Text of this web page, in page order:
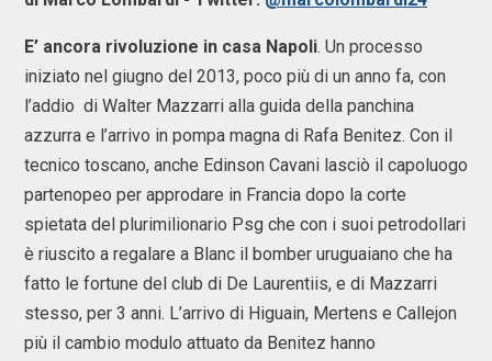
E’ ancora rivoluzione in casa Napoli. Un processo
iniziato nel giugno del 2013, poco più di un anno fa, con
l’addio di Walter Mazzarri alla guida della panchina
azzurra e l’arrivo in pompa magna di Rafa Benitez. Con il
tecnico toscano, anche Edinson Cavani lasciò il capoluogo
partenopeo per approdare in Francia dopo la corte
spietata del plurimilionario Psg che con i suoi petrodollari
è riuscito a regalare a Blanc il bomber uruguaiano che ha
fatto le fortune del club di De Laurentiis, e di Mazzarri
stesso, per 3 anni. L’arrivo di Higuain, Mertens e Callejon
più il cambio modulo attuato da Benitez hanno